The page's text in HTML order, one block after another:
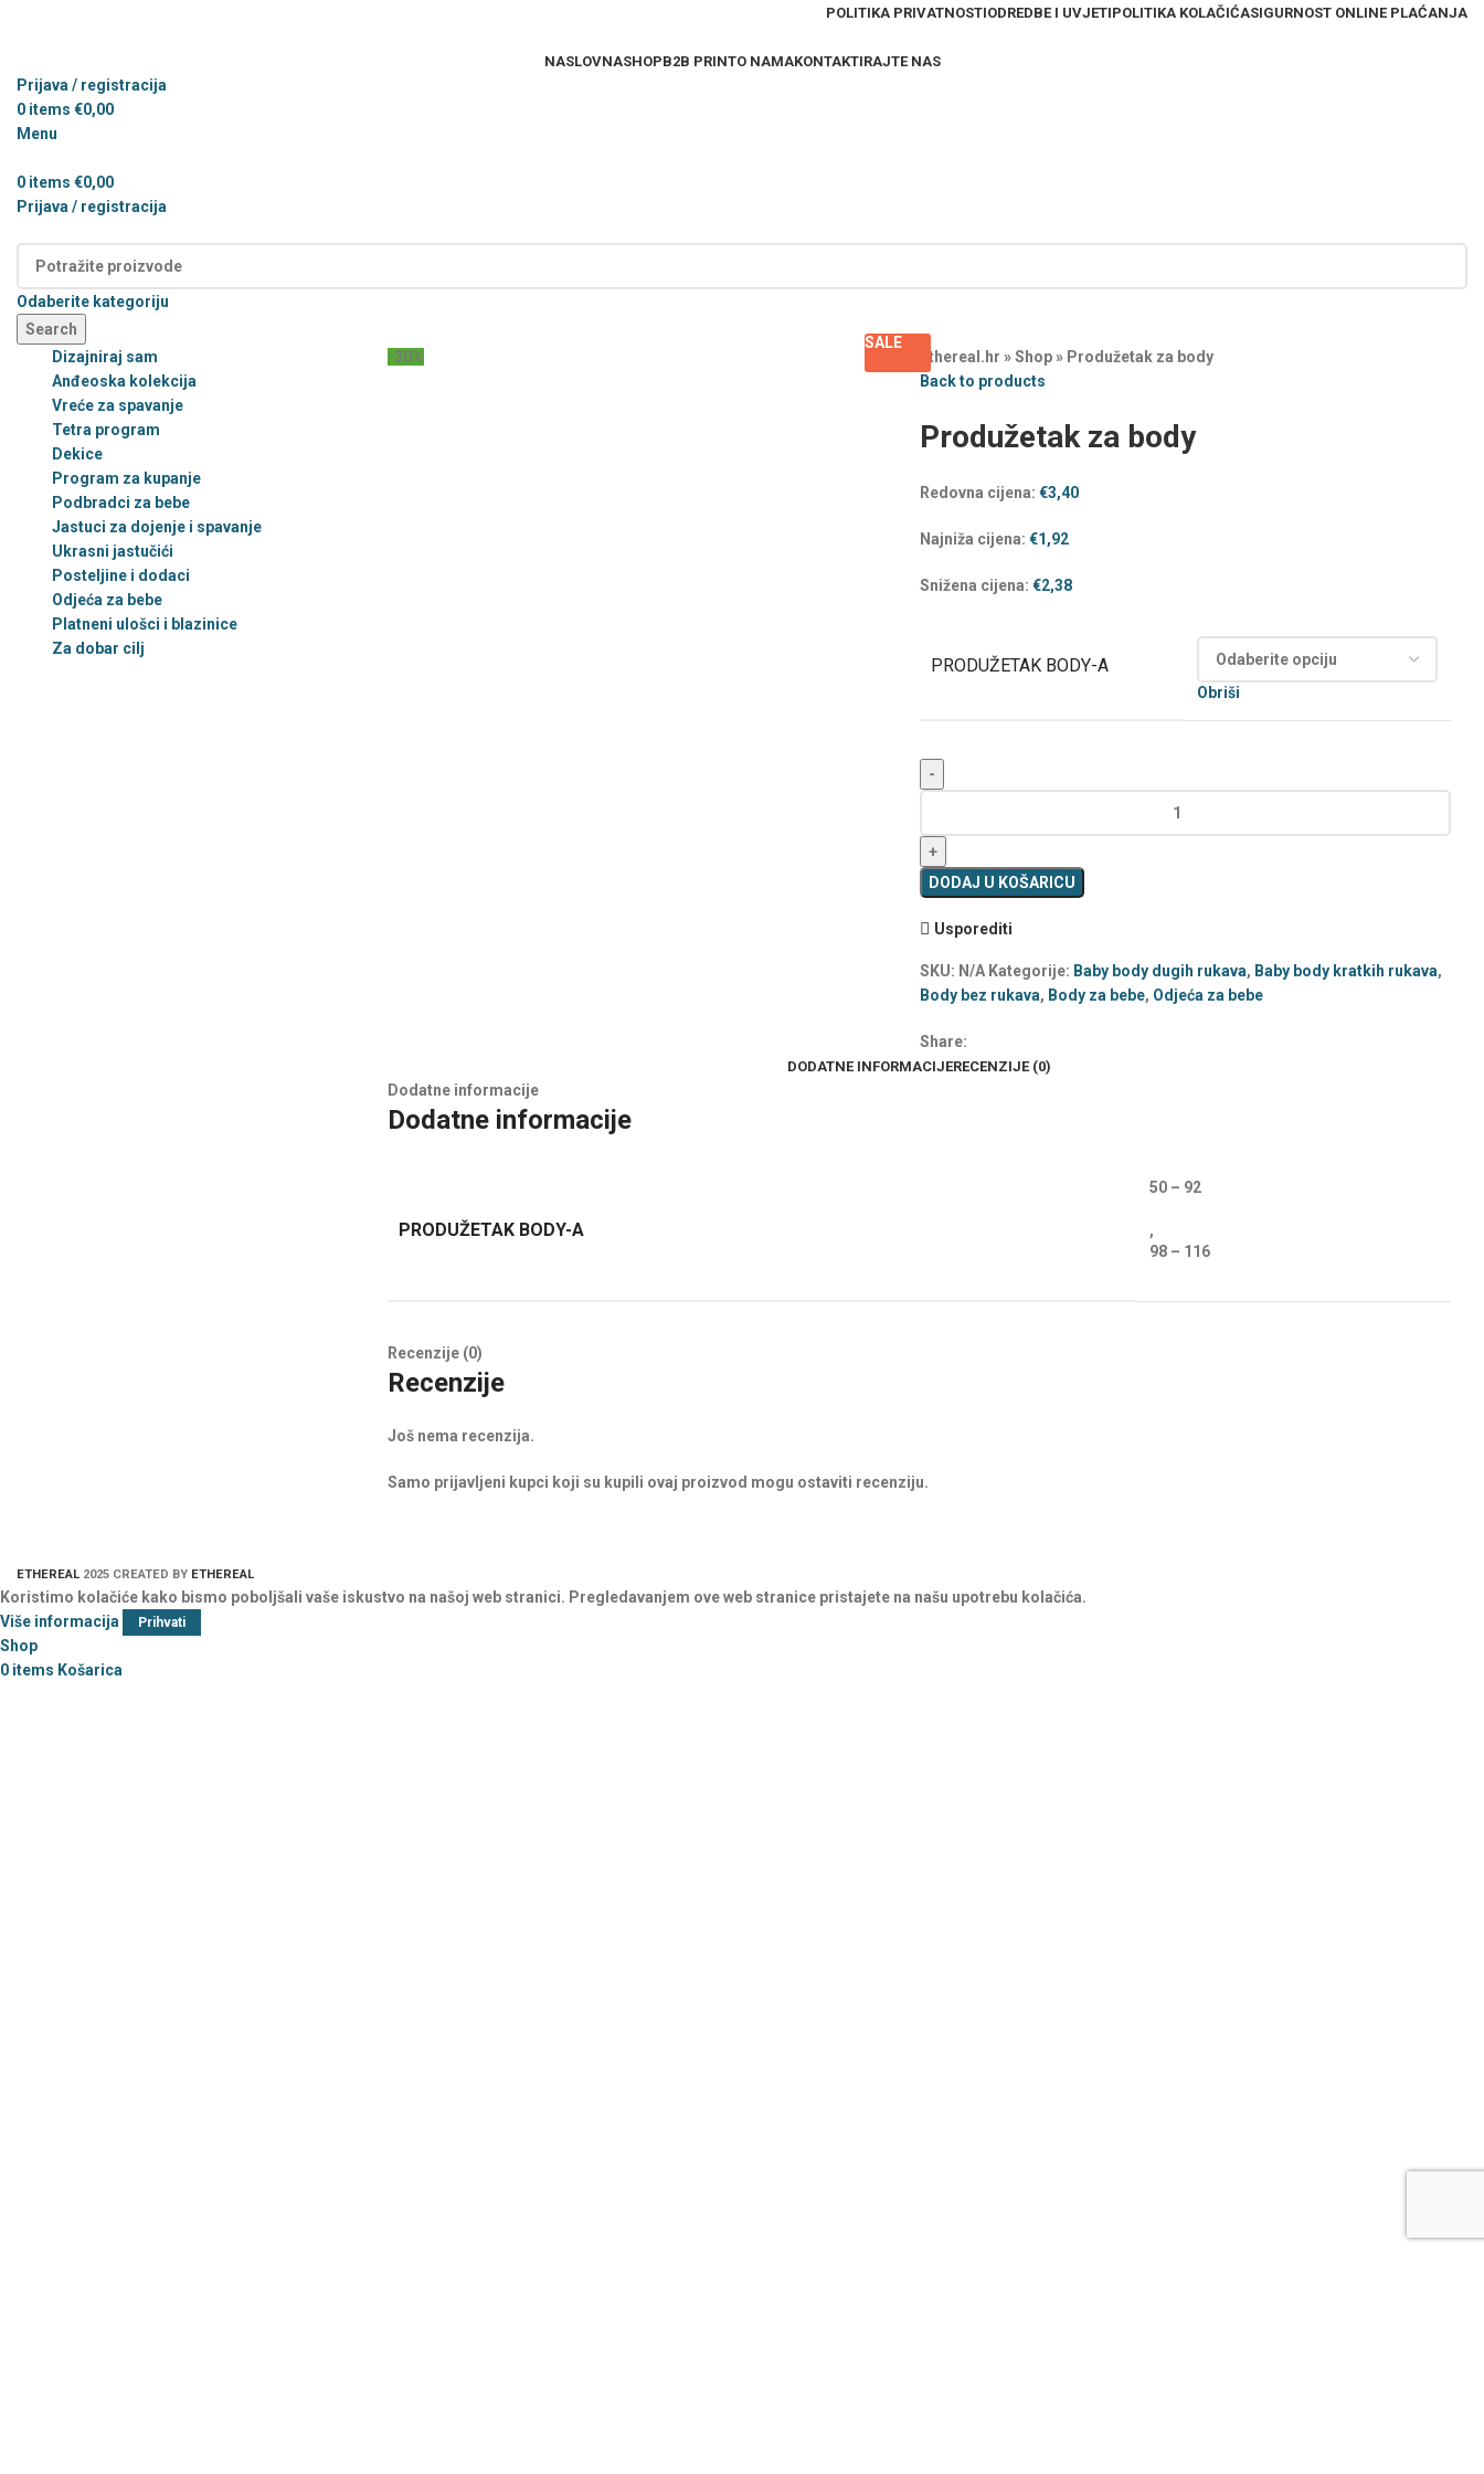
POLITIKA PRIVATNOSTIODREDBE I UVJETIPOLITIKA KOLAČIĆASIGURNOST ONLINE PLAĆANJA
NASLOVNASHOPB2B PRINTO NAMAKONTAKTIRAJTE NAS
Prijava / registracija
0 items €0,00
Menu
0 items €0,00
Prijava / registracija
Odaberite kategoriju
Search
-30%
SALE
Ethereal.hr »Shop» Produžetak za body
Back to products
Produžetak za body
Redovna cijena: €3,40
Najniža cijena: €1,92
Snižena cijena: €2,38
PRODUŽETAK BODY-A
Obriši
DODAJ U KOŠARICU
Usporediti
SKU: N/A Kategorije: Baby body dugih rukava, Baby body kratkih rukava,
Body bez rukava, Body za bebe, Odjeća za bebe
Share:
DODATNE INFORMACIJERECENZIJE (0)
Dodatne informacije
Dodatne informacije
PRODUŽETAK BODY-A
50 – 92
,
98 – 116
Recenzije (0)
Recenzije
Još nema recenzija.
Samo prijavljeni kupci koji su kupili ovaj proizvod mogu ostaviti recenziju.
Dizajniraj sam
Anđeoska kolekcija
Vreće za spavanje
Tetra program
Dekice
Program za kupanje
Podbradci za bebe
Jastuci za dojenje i spavanje
Ukrasni jastučići
Posteljine i dodaci
Odjeća za bebe
Platneni ulošci i blazinice
Za dobar cilj
ETHEREAL 2025 CREATED BY ETHEREAL
Koristimo kolačiće kako bismo poboljšali vaše iskustvo na našoj web stranici. Pregledavanjem ove web stranice pristajete na našu upotrebu kolačića.
Više informacija
Prihvati
Shop
0 items Košarica